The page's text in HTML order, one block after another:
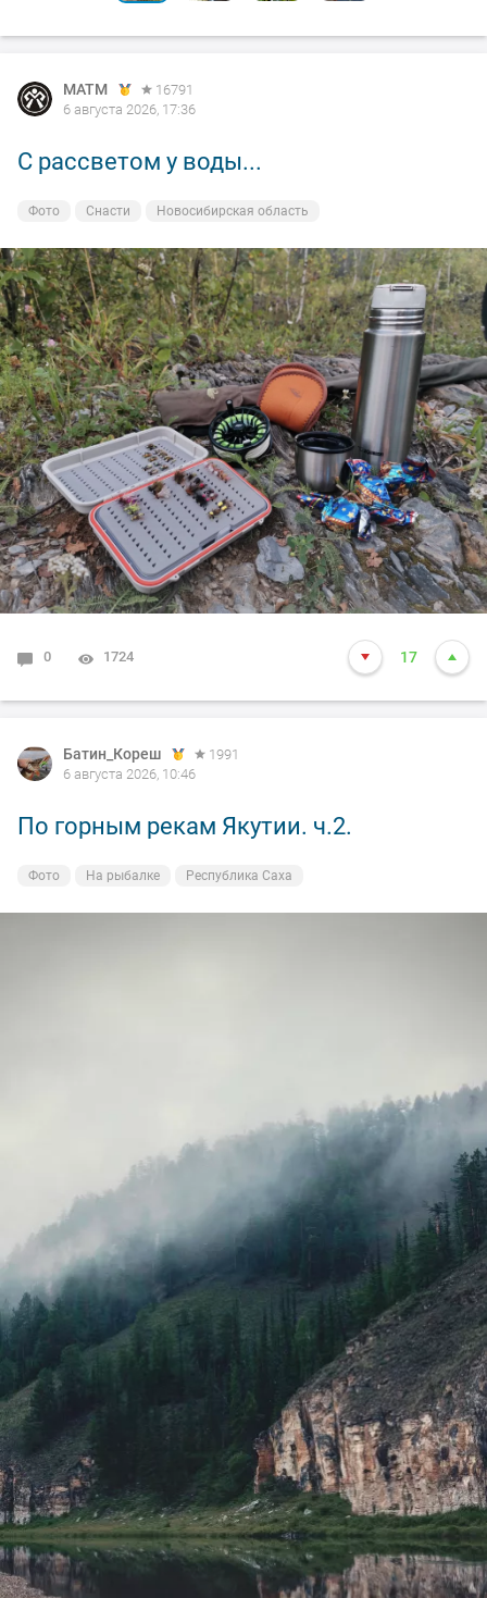
MATM
16791
6 августа 2026, 17:36
С рассветом у воды...
Фото Снасти Новосибирская область
0 1724 17
Батин_Кореш
1991
6 августа 2026, 10:46
По горным рекам Якутии. ч.2.
Фото На рыбалке Республика Саха